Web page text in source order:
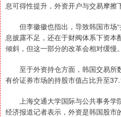
息可得性提升，外资开户与交易摩擦
但李徽徽也指出，导致韩国市场“
息披露不足，还在于财阀体系下资本
倾斜，但这一部分的改革会相对缓慢。
至于外资持仓方面，韩国交易所
有价证券市场的持股市值占比升至
上海交通大学国际与公共事务学
经济报道记者表示，外资是韩国股市